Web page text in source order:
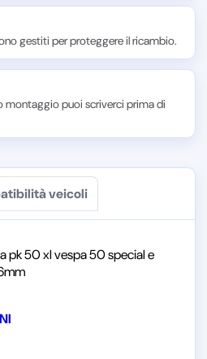
gestiti per proteggere il ricambio.
montaggio puoi scriverci prima di
veicoli
pk 50 xl vespa 50 special e